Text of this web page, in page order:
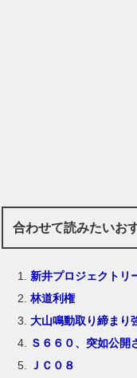
合わせて読みたいお
新井プロジェクトリ
林道利権
大山鳴動取り締まり
Ｓ６６０、突如公開
ＪＣ０８